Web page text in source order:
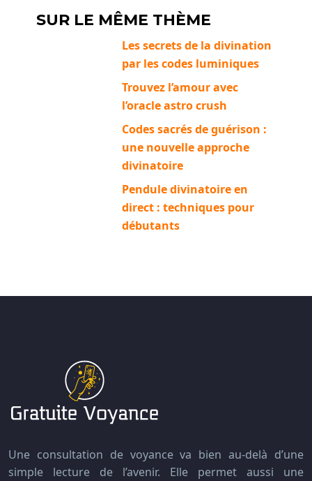
SUR LE MÊME THÈME
Les secrets de la divination
par les codes luminiques
Trouvez l’amour avec
l’oracle astro crush
Codes sacrés de guérison :
une nouvelle approche
divinatoire
Pendule divinatoire en
direct : techniques pour
débutants
Une consultation de voyance va bien au-delà d’une
simple lecture de l’avenir. Elle permet aussi une